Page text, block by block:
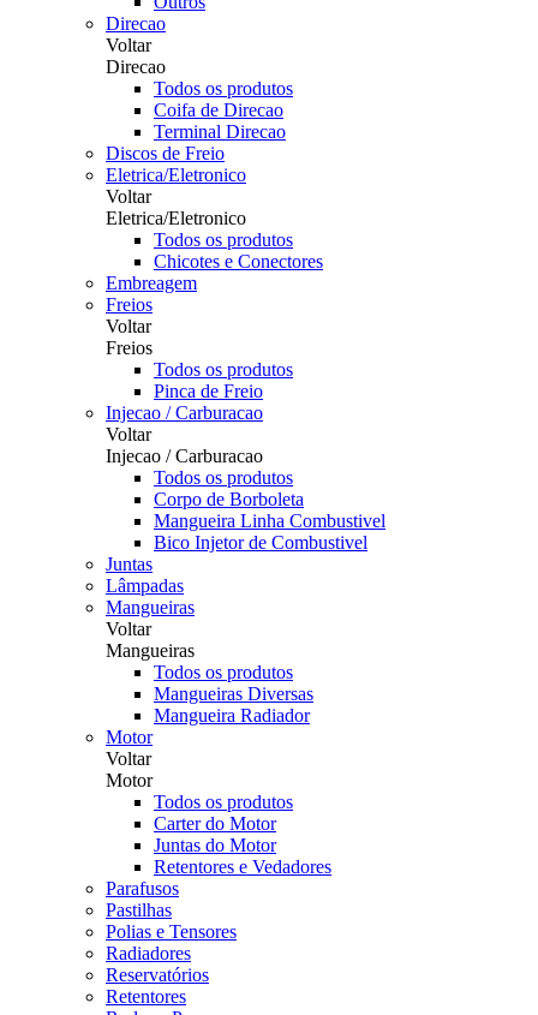
Direcao
Voltar
Direcao
Todos os produtos
Coifa de Direcao
Terminal Direcao
Discos de Freio
Eletrica/Eletronico
Voltar
Eletrica/Eletronico
Todos os produtos
Chicotes e Conectores
Embreagem
Freios
Voltar
Freios
Todos os produtos
Pinca de Freio
Injecao / Carburacao
Voltar
Injecao / Carburacao
Todos os produtos
Corpo de Borboleta
Mangueira Linha Combustivel
Bico Injetor de Combustivel
Juntas
Lâmpadas
Mangueiras
Voltar
Mangueiras
Todos os produtos
Mangueiras Diversas
Mangueira Radiador
Motor
Voltar
Motor
Todos os produtos
Carter do Motor
Juntas do Motor
Retentores e Vedadores
Parafusos
Pastilhas
Polias e Tensores
Radiadores
Reservatórios
Retentores